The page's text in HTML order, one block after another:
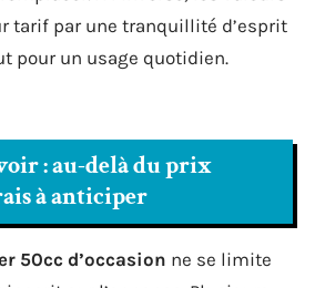
tarif par une tranquillité d’esprit
pour un usage quotidien.
: au-delà du prix
à anticiper
50cc d’occasion ne se limite